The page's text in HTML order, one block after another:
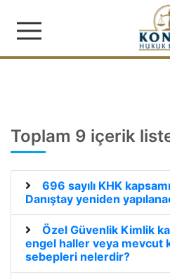
Konyar
Toplam 9 içerik
696 sayılı KHK
Danıştay yeniden
Özel Güvenlik Kimlik
engel haller veya mevcut
sebepleri nelerdir?